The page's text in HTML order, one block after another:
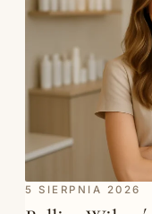
5 SIERPNIA 2026